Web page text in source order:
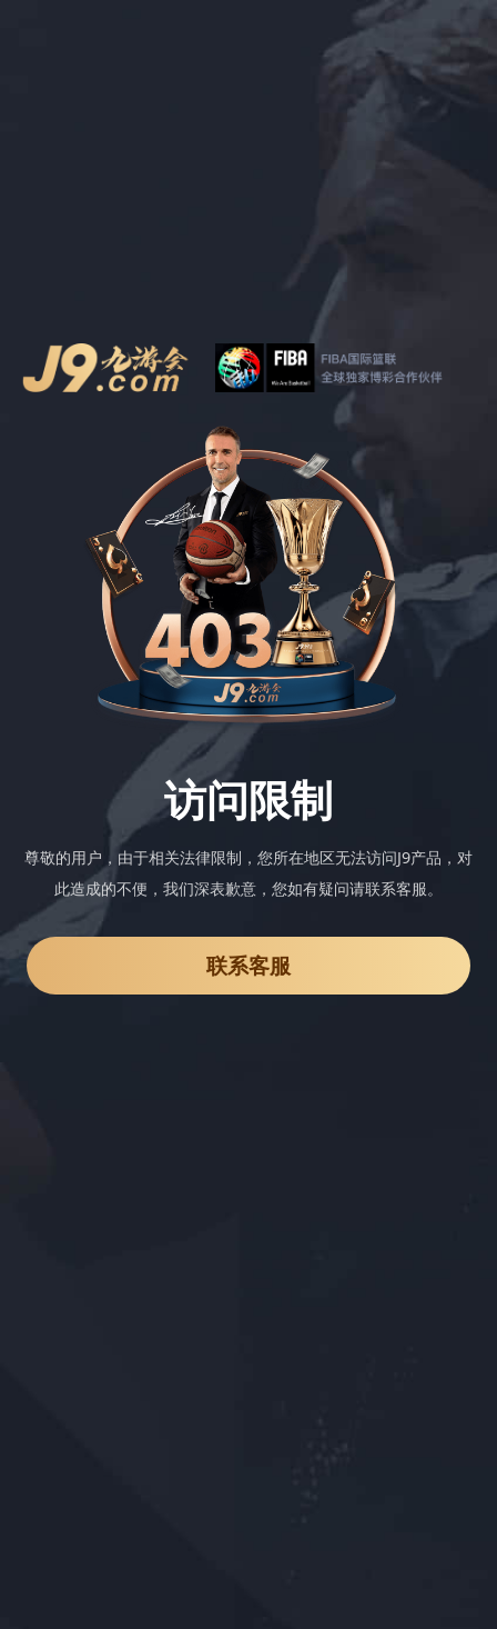
访问限制
尊敬的用户，由于相关法律限制，您所在地区无法访问J9产品，对
此造成的不便，我们深表歉意，您如有疑问请联系客服。
联系客服